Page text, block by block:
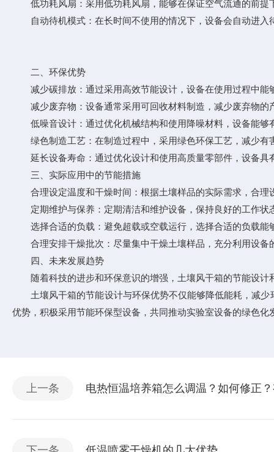
低功耗风扇：采用低功耗风扇，能够在保证空气流通的前提
自动待机模式：在长时间不使用的情况下，设备会自动进入
二、环保优势
减少碳排放：通过采用高效节能设计，设备在使用过程中能
减少废弃物：设备通常采用可回收材料制造，减少废弃物的
低噪音设计：通过优化机械结构和使用降噪材料，设备能够
绿色制造工艺：在制造过程中，采用绿色环保工艺，减少有
延长设备寿命：通过优化设计和使用高质量零部件，设备具
三、实际应用中的节能措施
合理设定温度和干燥时间：根据土壤样品的实际需求，合理
定期维护与保养：定期清洁和维护设备，保持良好的工作状
选择合适的负载：避免超载或空载运行，选择合适的负载能
合理安排干燥批次：尽量集中干燥土壤样品，充分利用设备
四、未来发展趋势
随着科技的进步和环保意识的增强，土壤风干箱的节能设计
土壤风干箱的节能设计与环保优势不仅能够降低能耗，减少
优势，积极采用节能环保型设备，共同推动实验室设备的绿色化
上一条 电热恒温培养箱怎么调温？如何修正